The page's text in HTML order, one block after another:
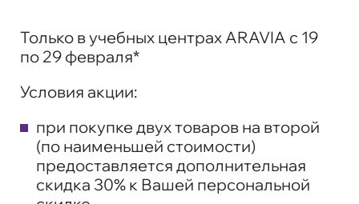
Только в учебных центрах ARAVIA c 19
по 29 февраля*
Условия акции:
при покупке двух товаров на второй
(по наименьшей стоимости)
предоставляется дополнительная
скидка 30% к Вашей персональной